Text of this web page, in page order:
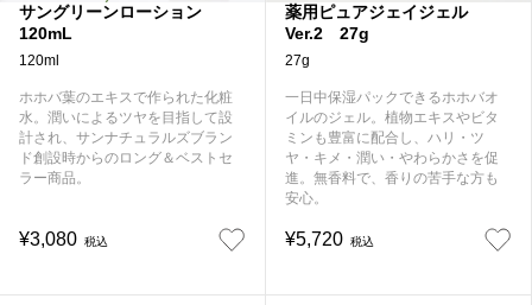
サングリーンローション
120mL
120ml
ホホバ葉のエキスで作られた化粧
水。潤いによるツヤを目指して設
計され、サンナチュラルズブラン
ド創設時からのロング＆ベストセ
ラー商品。
¥3,080 税込
薬用ピュアジェイジェル
Ver.2 27g
27g
一日中保湿パックできるホホバオ
イルのジェル。植物エキスやビタ
ミンも豊富に配合し、ハリ・ツ
ヤ・キメ・潤い・やわらかさを促
進。無香料で、香りの苦手な方も
安心。
¥5,720 税込